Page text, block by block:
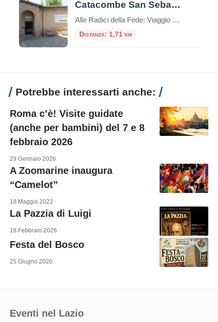
Catacombe San Sebastiano
Alle Radici della Fede: Viaggio nelle Catacombe di San Sebastiano sull’Appia Antica Immerse nel verde suggestivo della Via Appia Antica, le Catacombe di San Sebastiano rappresentano una delle testimonianze più affascinanti e stratificate della Roma cristiana e pagana. Questo luogo non è solo un cimitero sotterraneo, ma uno scrigno di storia che custodisce la memoria […]
Distanza: 1,71 km
Potrebbe interessarti anche:
Roma c’è! Visite guidate
(anche per bambini) del 7 e 8
febbraio 2026
29 Gennaio 2026
A Zoomarine inaugura
“Camelot”
18 Maggio 2022
La Pazzia di Luigi
18 Febbraio 2026
Festa del Bosco
25 Giugno 2026
Eventi nel Lazio